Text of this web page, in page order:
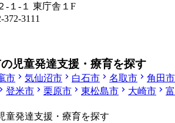
-１-１ 東庁舎１F
3111
児童発達支援・療育を探す
市 気仙沼市 白石市 名取市
角田市
登米市 栗原市 東松島市 大崎市
富
童発達支援・療育を探す